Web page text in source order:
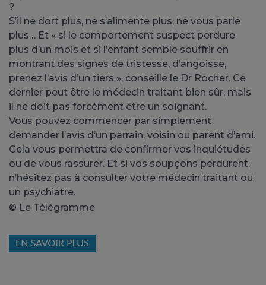
?
S’il ne dort plus, ne s’alimente plus, ne vous parle
plus… Et « si le comportement suspect perdure
plus d’un mois et si l’enfant semble souffrir en
montrant des signes de tristesse, d’angoisse,
prenez l’avis d’un tiers », conseille le Dr Rocher. Ce
dernier peut être le médecin traitant bien sûr, mais
il ne doit pas forcément être un soignant.
Vous pouvez commencer par simplement
demander l’avis d’un parrain, voisin ou parent d’ami.
Cela vous permettra de confirmer vos inquiétudes
ou de vous rassurer. Et si vos soupçons perdurent,
n’hésitez pas à consulter votre médecin traitant ou
un psychiatre.
© Le Télégramme